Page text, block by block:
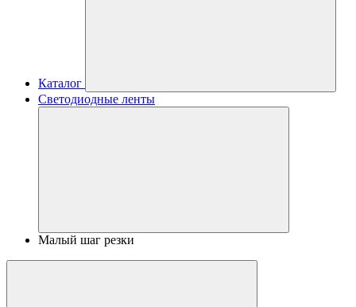
Каталог
Светодиодные ленты
Малый шаг резки